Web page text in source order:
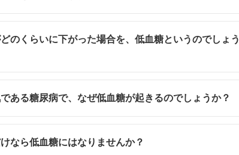
のくらいに下がった場合を、低血糖というのでしょう
ある糖尿病で、なぜ低血糖が起きるのでしょうか？
なら低血糖にはなりませんか？